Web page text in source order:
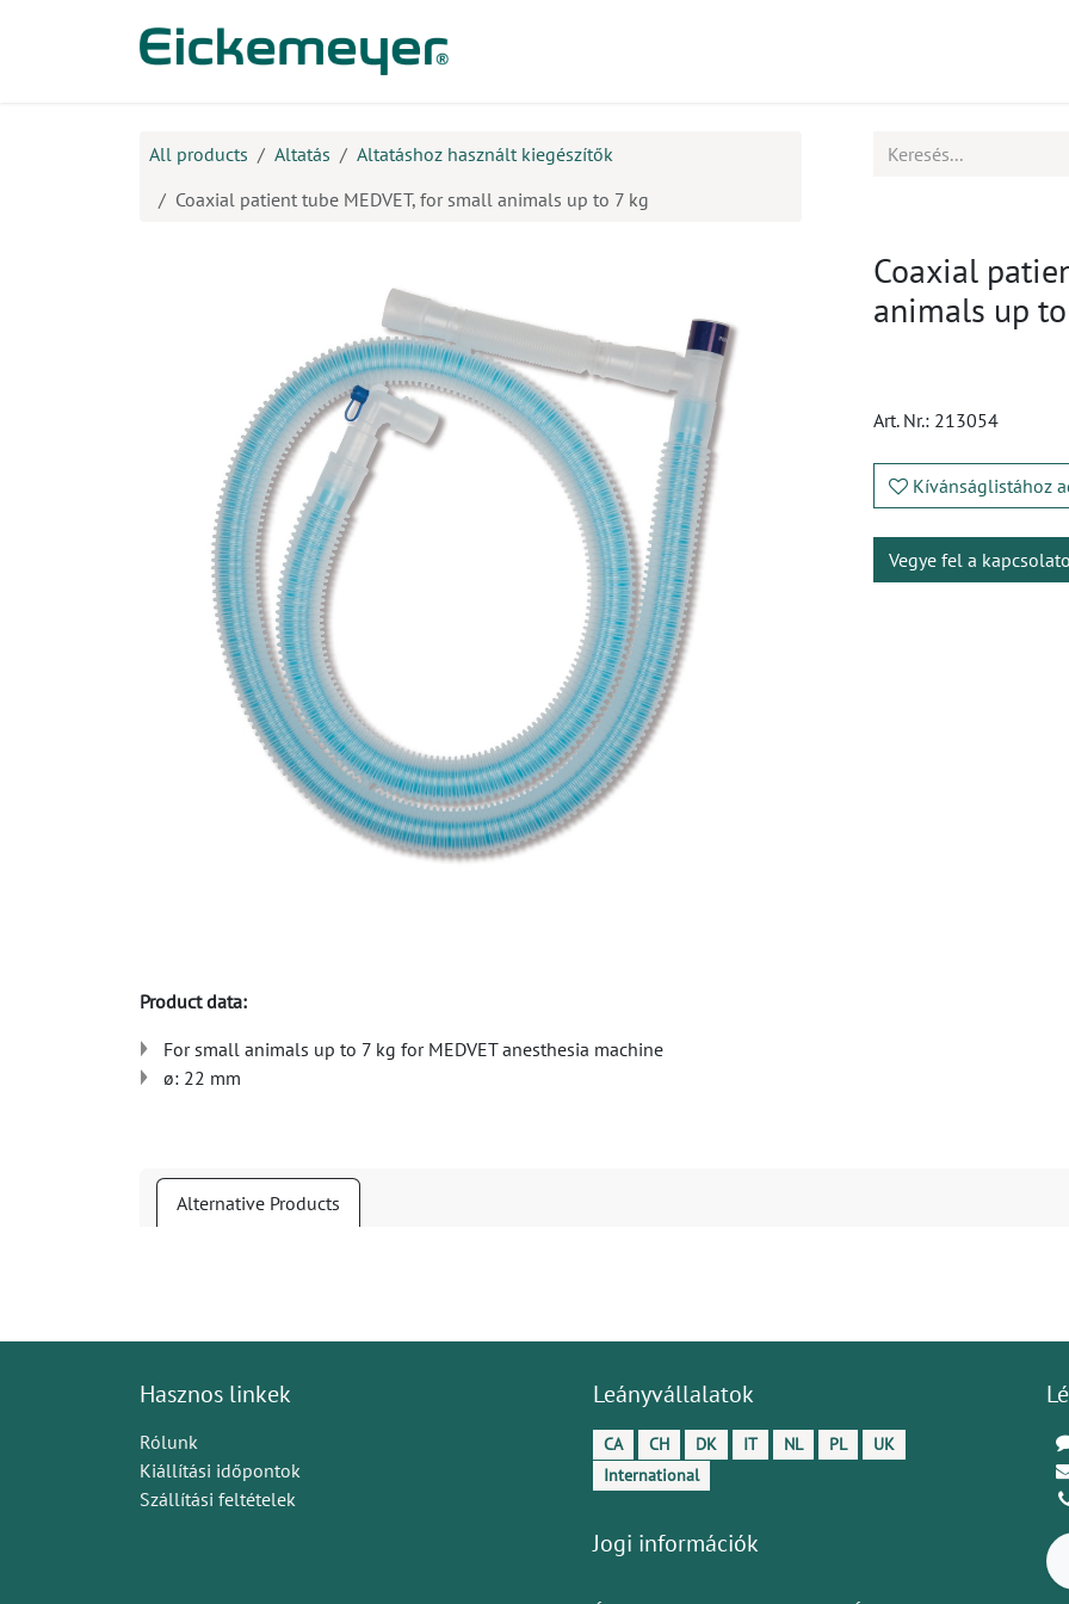
All products Altatás
Altatáshoz használt kiegészítők
Coaxial patient tube MEDVET, for small animals up to 7 kg
Coaxial
animals up
Art. Nr.: 213054
Kívánságlistához
Vegye fel a
Product data:
For small animals up to 7 kg for MEDVET anesthesia machine
​​ø: 22 mm
Alternative Products
Hasznos linkek
Rólunk
Kiállítási időpontok
Szállítási feltételek
Leányvállalatok
CA CH DK IT NL PL
UK
International
Jogi információk